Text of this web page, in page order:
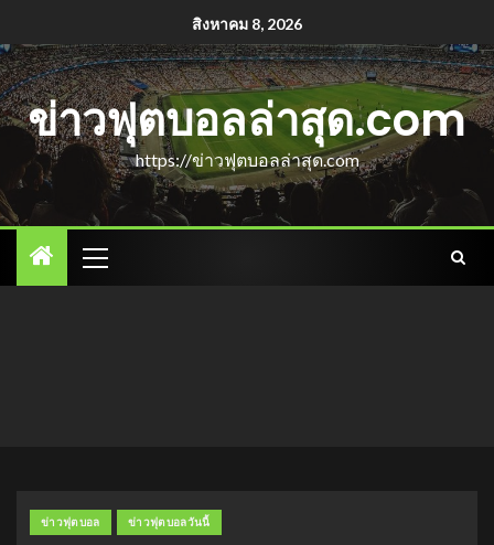
สิงหาคม 8, 2026
ข่าวฟุตบอลล่าสุด.com
https://ข่าวฟุตบอลล่าสุด.com
ข่าวฟุตบอล ข่าวฟุตบอลวันนี้